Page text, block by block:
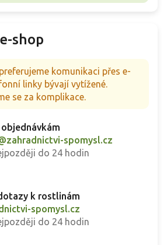
shop
komunikaci přes e-
linky bývají vytížené.
se za komplikace.
spomysl.cz
do 24 hodin
k rostlinám
spomysl.cz
do 24 hodin